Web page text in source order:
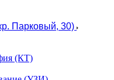
Парковый, 30)
(КТ)